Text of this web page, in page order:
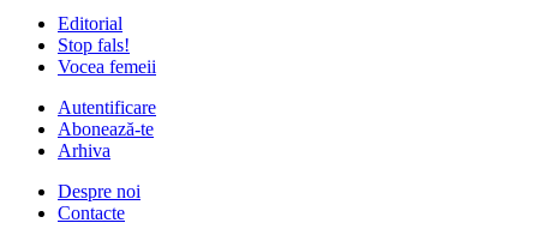
Editorial
Stop fals!
Vocea femeii
Autentificare
Abonează-te
Arhiva
Despre noi
Contacte